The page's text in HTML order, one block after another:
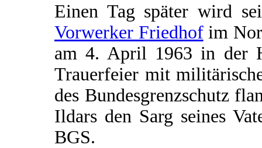
Einen Tag später wird
Vorwerker Friedhofim
am 4. April 1963 in der
Trauerfeier mit
des Bundesgrenzschutz
Ildars den Sarg seines
BGS.